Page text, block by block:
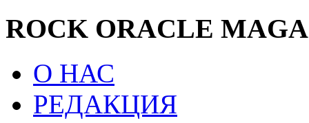
ROCK ORACLE
О НАС
РЕДАКЦИЯ